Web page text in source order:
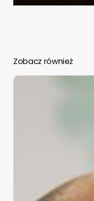
Zobacz również